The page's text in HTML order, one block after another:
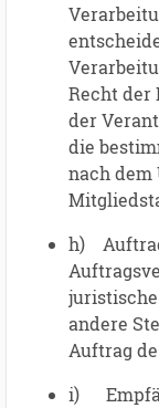
Recht der
der
die
nach dem
h)
juristische
andere
Auftrag
i)